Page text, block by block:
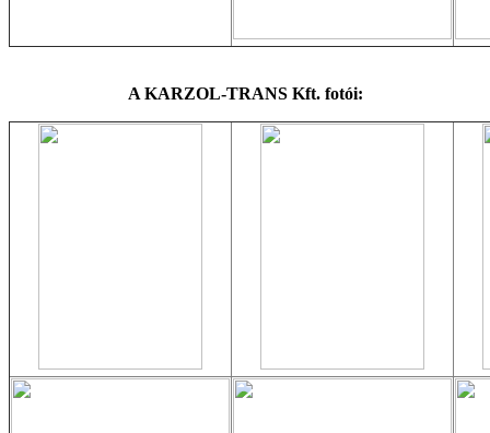
A KARZOL-TRANS Kft. fotói: